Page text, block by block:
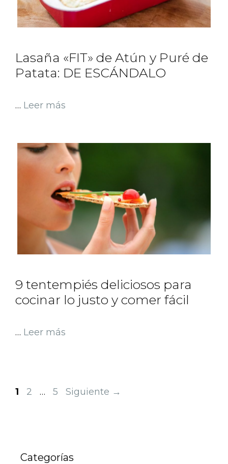
Lasaña «FIT» de Atún y Puré de
Patata: DE ESCÁNDALO
… Leer más
9 tentempiés deliciosos para
cocinar lo justo y comer fácil
… Leer más
1 2 … 5 Siguiente →
Categorías